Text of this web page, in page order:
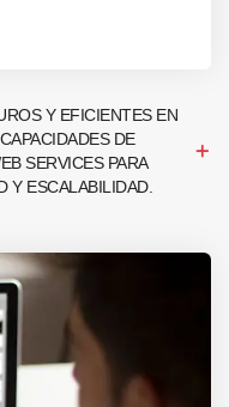
Y EFICIENTES EN
DE
SERVICES PARA
Y ESCALABILIDAD.